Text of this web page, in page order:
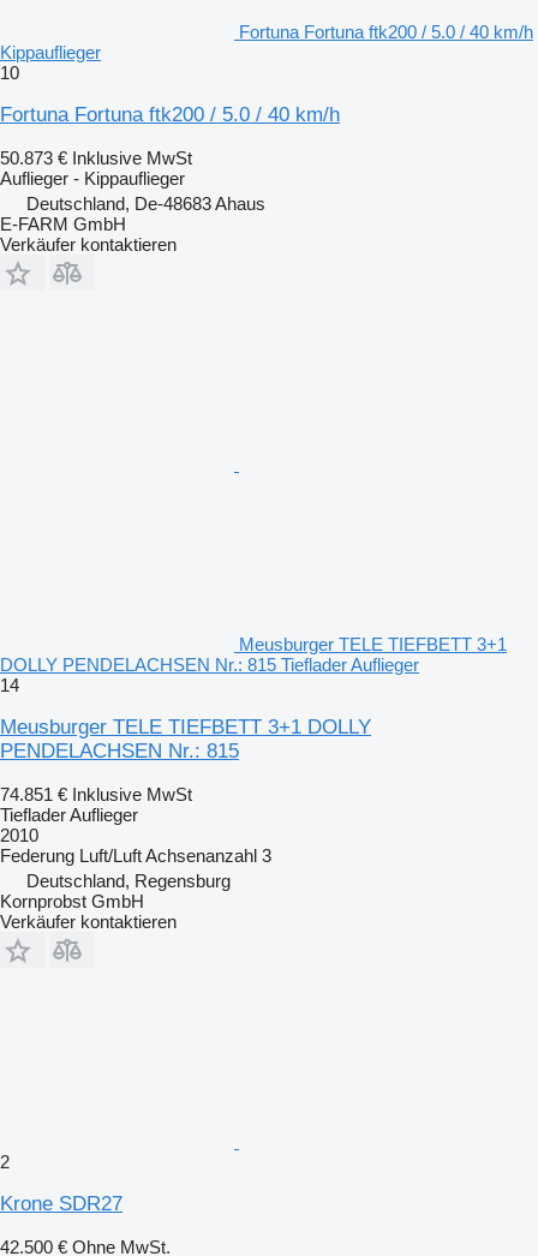
Fortuna Fortuna ftk200 / 5.0 / 40 km/h
Kippauflieger
10
Fortuna Fortuna ftk200 / 5.0 / 40 km/h
50.873 € Inklusive MwSt
Auflieger - Kippauflieger
Deutschland, De-48683 Ahaus
E-FARM GmbH
Verkäufer kontaktieren
Meusburger TELE TIEFBETT 3+1
DOLLY PENDELACHSEN Nr.: 815 Tieflader Auflieger
14
Meusburger TELE TIEFBETT 3+1 DOLLY
PENDELACHSEN Nr.: 815
74.851 € Inklusive MwSt
Tieflader Auflieger
2010
Federung Luft/LuftAchsenanzahl 3
Deutschland, Regensburg
Kornprobst GmbH
Verkäufer kontaktieren
2
Krone SDR27
42.500 € Ohne MwSt.